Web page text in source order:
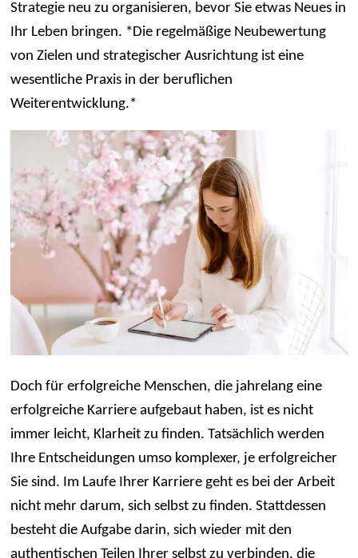
Strategie neu zu organisieren, bevor Sie etwas Neues in
Ihr Leben bringen. *Die regelmäßige Neubewertung
von Zielen und strategischer Ausrichtung ist eine
wesentliche Praxis in der beruflichen
Weiterentwicklung.*
Doch für erfolgreiche Menschen, die jahrelang eine
erfolgreiche Karriere aufgebaut haben, ist es nicht
immer leicht, Klarheit zu finden. Tatsächlich werden
Ihre Entscheidungen umso komplexer, je erfolgreicher
Sie sind. Im Laufe Ihrer Karriere geht es bei der Arbeit
nicht mehr darum, sich selbst zu finden. Stattdessen
besteht die Aufgabe darin, sich wieder mit den
authentischen Teilen Ihrer selbst zu verbinden, die